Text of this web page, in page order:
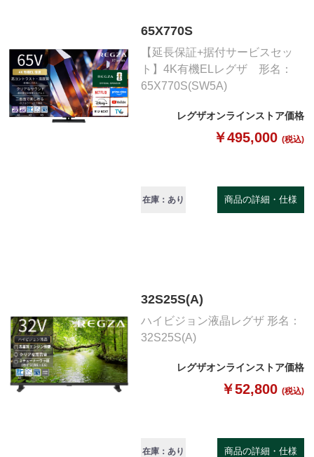
65X770S
【延長保証+据付サービスセッ
ト】4K有機ELレグザ 形名：
65X770S(SW5A)
レグザオンラインストア価格
￥495,000 (税込)
在庫：あり 商品の詳細・仕様
32S25S(A)
ハイビジョン液晶レグザ 形名：
32S25S(A)
レグザオンラインストア価格
￥52,800 (税込)
在庫：あり 商品の詳細・仕様